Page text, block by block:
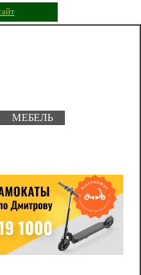
МЕБЕЛЬ